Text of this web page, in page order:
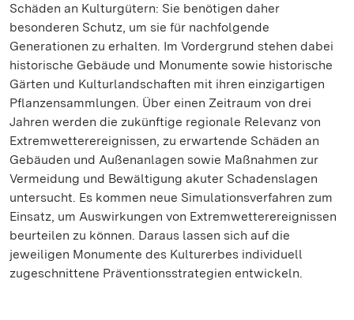
Schäden an Kulturgütern: Sie benötigen daher
besonderen Schutz, um sie für nachfolgende
Generationen zu erhalten. Im Vordergrund stehen dabei
historische Gebäude und Monumente sowie historische
Gärten und Kulturlandschaften mit ihren einzigartigen
Pflanzensammlungen. Über einen Zeitraum von drei
Jahren werden die zukünftige regionale Relevanz von
Extremwetterereignissen, zu erwartende Schäden an
Gebäuden und Außenanlagen sowie Maßnahmen zur
Vermeidung und Bewältigung akuter Schadenslagen
untersucht. Es kommen neue Simulationsverfahren zum
Einsatz, um Auswirkungen von Extremwetterereignissen
beurteilen zu können. Daraus lassen sich auf die
jeweiligen Monumente des Kulturerbes individuell
zugeschnittene Präventionsstrategien entwickeln.